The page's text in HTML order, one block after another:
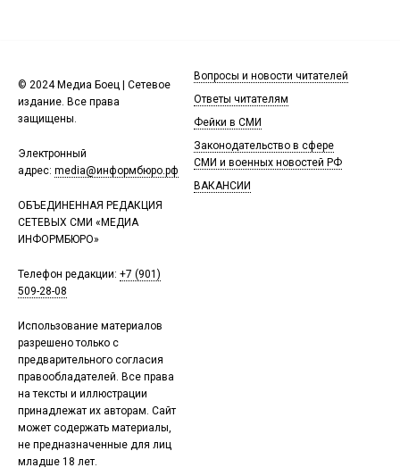
© 2024 Медиа Боец | Сетевое
издание. Все права
защищены.
Электронный
адрес: media@информбюро.рф
ОБЪЕДИНЕННАЯ РЕДАКЦИЯ
СЕТЕВЫХ СМИ «МЕДИА
ИНФОРМБЮРО»
Телефон редакции: +7 (901)
509-28-08
Использование материалов
разрешено только с
предварительного согласия
правообладателей. Все права
на тексты и иллюстрации
принадлежат их авторам. Сайт
может содержать материалы,
не предназначенные для лиц
младше 18 лет.
Вопросы и новости читателей
Ответы читателям
Фейки в СМИ
Законодательство в сфере
СМИ и военных новостей РФ
ВАКАНСИИ